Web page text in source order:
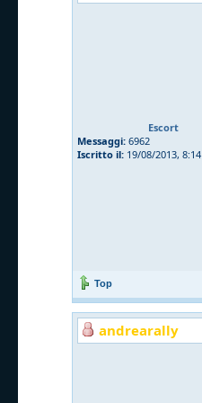
Escort
Messaggi: 6962
Iscritto il: 19/08/2013, 8:14
Top
andrearally